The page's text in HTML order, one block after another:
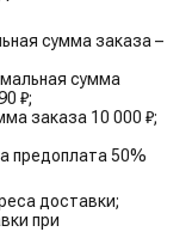
сумма заказа –
сумма
₽;
заказа 10 000 ₽;
предоплата 50%
доставки;
при